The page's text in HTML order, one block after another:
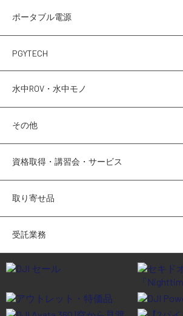
水中ドローン(ROV)・水中スクーター
RC・ロボット部品
講習会･国家資格･WEBセミナー
サポート・Q&A / 法人・学生のお客様
SEKIDO
コーポレートサイト
ポータブル電源
PGYTECH
水中ROV・水中モノ
その他
資格取得・講習会・サービス
取り寄せ品
受託業務